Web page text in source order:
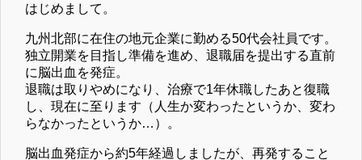
はじめまして。
九州北部に在住の地元企業に勤める50代会社員です。
独立開業を目指し準備を進め、退職届を提出する直前
に脳出血を発症。
退職は取りやめになり、治療で1年休職したあと復職
し、現在に至ります（人生か変わったというか、変わ
らなかったというか…）。
脳出血発症から約5年経過しましたが、再発すること